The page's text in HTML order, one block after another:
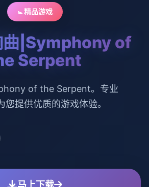
🚼 精品游戏
曲|Symphony of
Serpent
of the Serpent。专业
您提供优质的游戏体验。
马上下载